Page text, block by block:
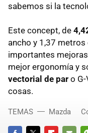
sabemos si la
Este concept, de
ancho y 1,37
importantes
mejor ergonomía y
vectorial de par o
cosas.
TEMAS Mazda